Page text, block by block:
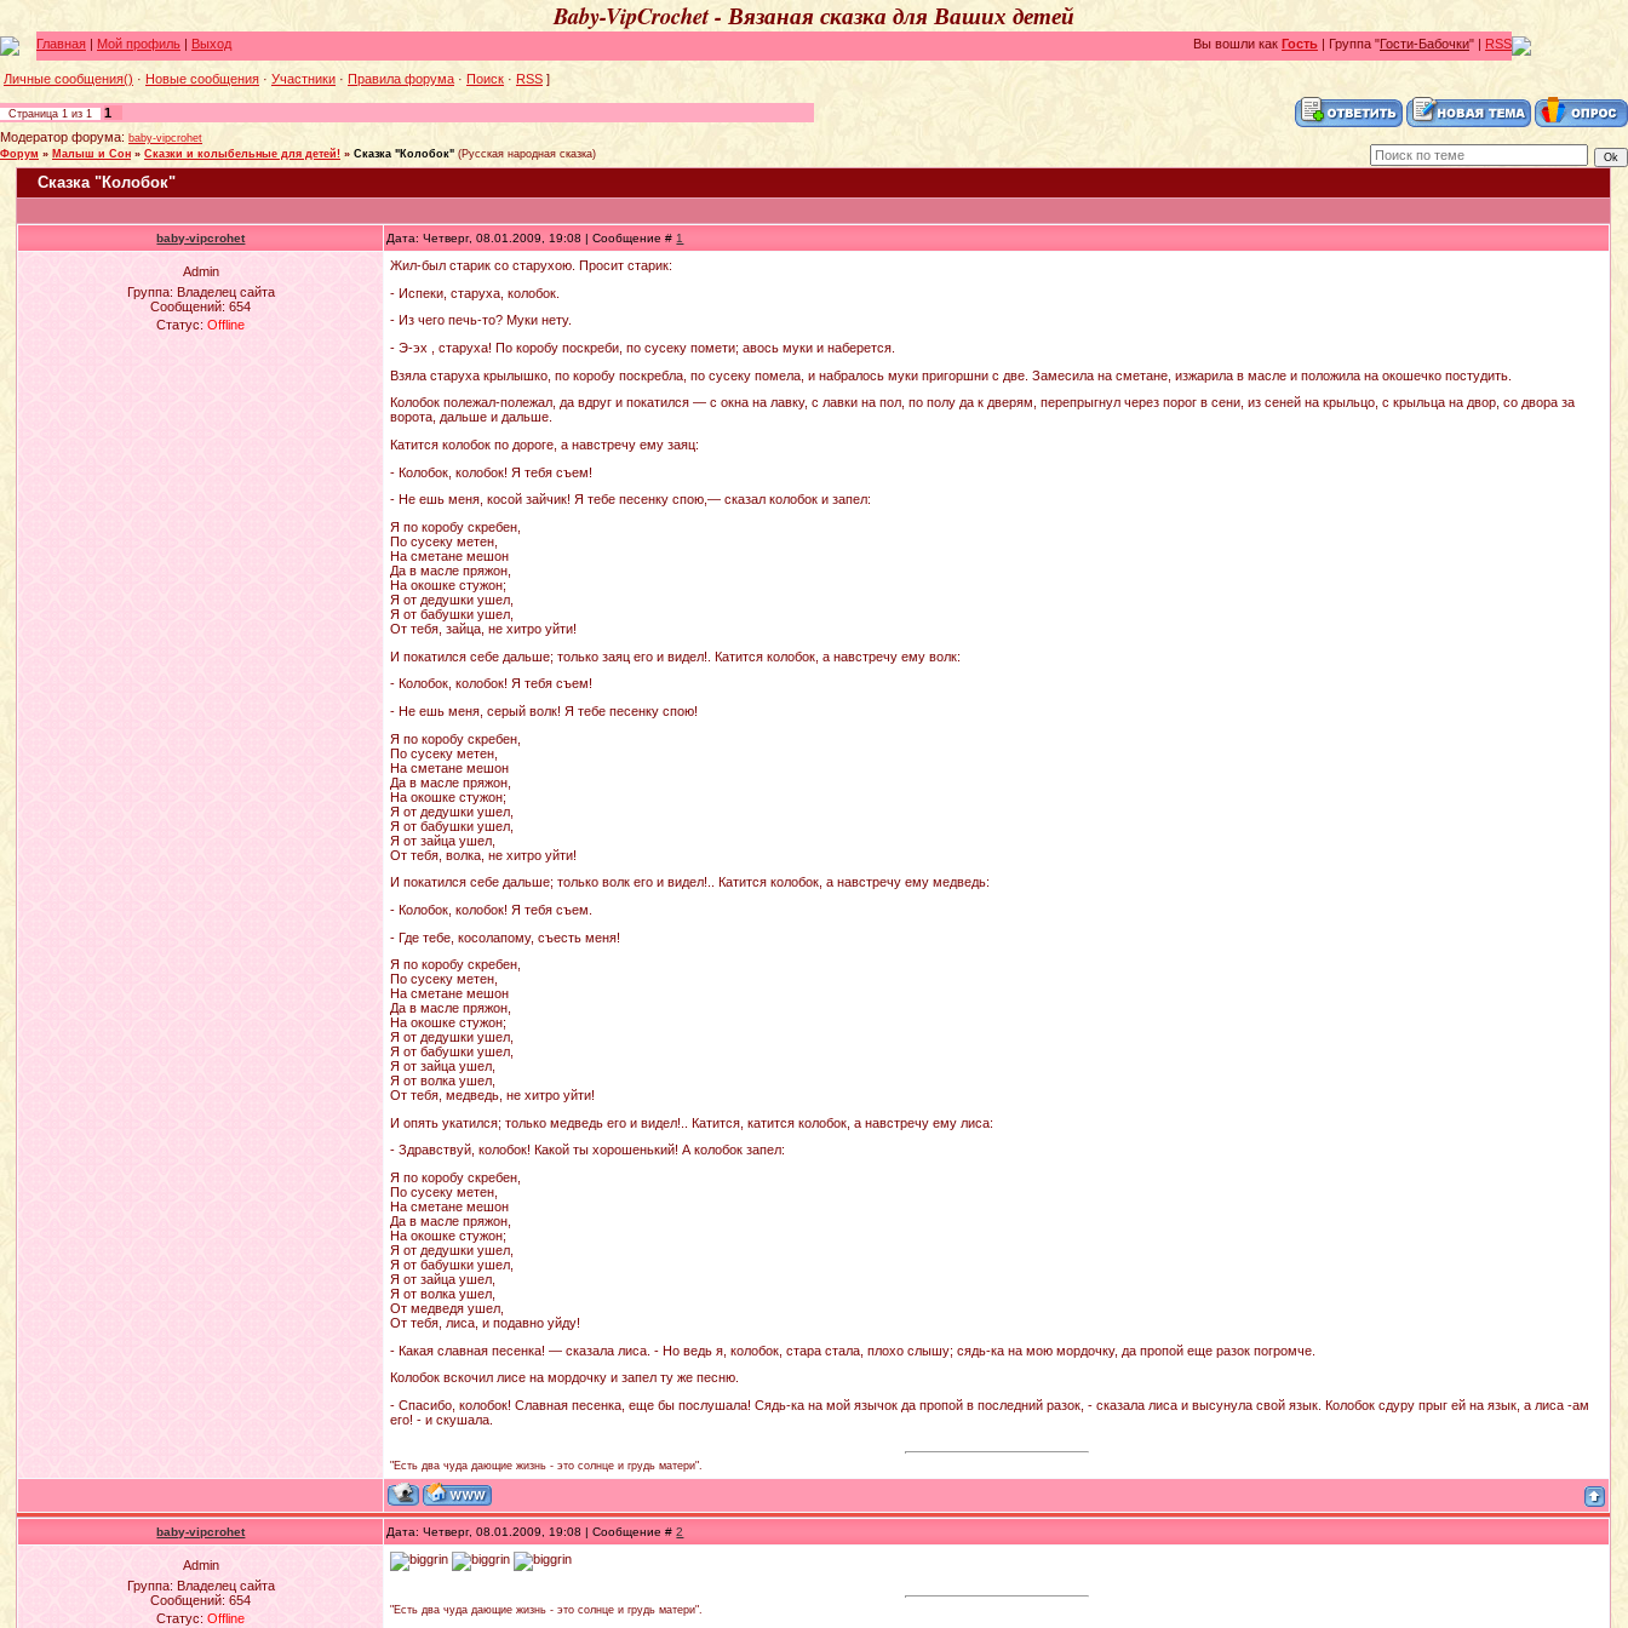
Baby-VipCrochet - Вязаная сказка для Ваших детей
Главная | Мой профиль | Выход Вы вошли как Гость | Группа "Гости-Бабочки" | RSS
Личные сообщения() · Новые сообщения · Участники · Правила форума · Поиск · RSS ]
Страница 1 из 1
1
Модератор форума: baby-vipcrohet
Форум » Малыш и Сон » Сказки и колыбельные для детей! » Сказка "Колобок" (Русская народная сказка)
Сказка "Колобок"
baby-vipcrohet Дата: Четверг, 08.01.2009, 19:08 | Сообщение # 1
Admin
Группа: Владелец сайта
Сообщений:654
Статус:Offline
Жил-был старик со старухою. Просит старик:
- Испеки, старуха, колобок.
- Из чего печь-то? Муки нету.
- Э-эх , старуха! По коробу поскреби, по сусеку помети; авось муки и наберется.
Взяла старуха крылышко, по коробу поскребла, по сусеку помела, и набралось муки пригоршни с две. Замесила на сметане, изжарила в масле и положила на окошечко постудить.
Колобок полежал-полежал, да вдруг и покатился — с окна на лавку, с лавки на пол, по полу да к дверям, перепрыгнул через порог в сени, из сеней на крыльцо, с крыльца на двор, со двора за
ворота, дальше и дальше.
Катится колобок по дороге, а навстречу ему заяц:
- Колобок, колобок! Я тебя съем!
- Не ешь меня, косой зайчик! Я тебе песенку спою,— сказал колобок и запел:
Я по коробу скребен,
По сусеку метен,
На сметане мешон
Да в масле пряжон,
На окошке стужон;
Я от дедушки ушел,
Я от бабушки ушел,
От тебя, зайца, не хитро уйти!
И покатился себе дальше; только заяц его и видел!. Катится колобок, а навстречу ему волк:
- Колобок, колобок! Я тебя съем!
- Не ешь меня, серый волк! Я тебе песенку спою!
Я по коробу скребен,
По сусеку метен,
На сметане мешон
Да в масле пряжон,
На окошке стужон;
Я от дедушки ушел,
Я от бабушки ушел,
Я от зайца ушел,
От тебя, волка, не хитро уйти!
И покатился себе дальше; только волк его и видел!.. Катится колобок, а навстречу ему медведь:
- Колобок, колобок! Я тебя съем.
- Где тебе, косолапому, съесть меня!
Я по коробу скребен,
По сусеку метен,
На сметане мешон
Да в масле пряжон,
На окошке стужон;
Я от дедушки ушел,
Я от бабушки ушел,
Я от зайца ушел,
Я от волка ушел,
От тебя, медведь, не хитро уйти!
И опять укатился; только медведь его и видел!.. Катится, катится колобок, а навстречу ему лиса:
- Здравствуй, колобок! Какой ты хорошенький! А колобок запел:
Я по коробу скребен,
По сусеку метен,
На сметане мешон
Да в масле пряжон,
На окошке стужон;
Я от дедушки ушел,
Я от бабушки ушел,
Я от зайца ушел,
Я от волка ушел,
От медведя ушел,
От тебя, лиса, и подавно уйду!
- Какая славная песенка! — сказала лиса. - Но ведь я, колобок, стара стала, плохо слышу; сядь-ка на мою мордочку, да пропой еще разок погромче.
Колобок вскочил лисе на мордочку и запел ту же песню.
- Спасибо, колобок! Славная песенка, еще бы послушала! Сядь-ка на мой язычок да пропой в последний разок, - сказала лиса и высунула свой язык. Колобок сдуру прыг ей на язык, а лиса -ам
его! - и скушала.
"Есть два чуда дающие жизнь - это солнце и грудь матери".
baby-vipcrohet Дата: Четверг, 08.01.2009, 19:08 | Сообщение #2
Admin
Группа: Владелец сайта
Сообщений:654
Статус:Offline
"Есть два чуда дающие жизнь - это солнце и грудь матери".